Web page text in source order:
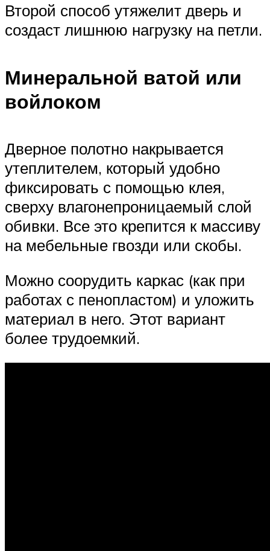
Второй способ утяжелит дверь и
создаст лишнюю нагрузку на петли.
Минеральной ватой или
войлоком
Дверное полотно накрывается
утеплителем, который удобно
фиксировать с помощью клея,
сверху влагонепроницаемый слой
обивки. Все это крепится к массиву
на мебельные гвозди или скобы.
Можно соорудить каркас (как при
работах с пенопластом) и уложить
материал в него. Этот вариант
более трудоемкий.